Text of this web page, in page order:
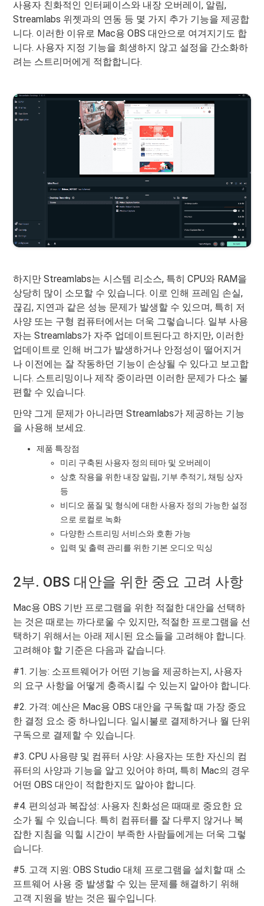
사용자 친화적인 인터페이스와 내장 오버레이, 알림,
Streamlabs 위젯과의 연동 등 몇 가지 추가 기능을 제공합
니다. 이러한 이유로 Mac용 OBS 대안으로 여겨지기도 합
니다. 사용자 지정 기능을 희생하지 않고 설정을 간소화하
려는 스트리머에게 적합합니다.
하지만 Streamlabs는 시스템 리소스, 특히 CPU와 RAM을
상당히 많이 소모할 수 있습니다. 이로 인해 프레임 손실,
끊김, 지연과 같은 성능 문제가 발생할 수 있으며, 특히 저
사양 또는 구형 컴퓨터에서는 더욱 그렇습니다. 일부 사용
자는 Streamlabs가 자주 업데이트된다고 하지만, 이러한
업데이트로 인해 버그가 발생하거나 안정성이 떨어지거
나 이전에는 잘 작동하던 기능이 손상될 수 있다고 보고합
니다. 스트리밍이나 제작 중이라면 이러한 문제가 다소 불
편할 수 있습니다.
만약 그게 문제가 아니라면 Streamlabs가 제공하는 기능
을 사용해 보세요.
제품 특장점
미리 구축된 사용자 정의 테마 및 오버레이
상호 작용을 위한 내장 알림, 기부 추적기, 채팅 상자
등
비디오 품질 및 형식에 대한 사용자 정의 가능한 설정
으로 로컬로 녹화
다양한 스트리밍 서비스와 호환 가능
입력 및 출력 관리를 위한 기본 오디오 믹싱
2부. OBS 대안을 위한 중요 고려 사항
Mac용 OBS 기반 프로그램을 위한 적절한 대안을 선택하
는 것은 때로는 까다로울 수 있지만, 적절한 프로그램을 선
택하기 위해서는 아래 제시된 요소들을 고려해야 합니다.
고려해야 할 기준은 다음과 같습니다.
#1. 기능: 소프트웨어가 어떤 기능을 제공하는지, 사용자
의 요구 사항을 어떻게 충족시킬 수 있는지 알아야 합니다.
#2. 가격: 예산은 Mac용 OBS 대안을 구독할 때 가장 중요
한 결정 요소 중 하나입니다. 일시불로 결제하거나 월 단위
구독으로 결제할 수 있습니다.
#3. CPU 사용량 및 컴퓨터 사양: 사용자는 또한 자신의 컴
퓨터의 사양과 기능을 알고 있어야 하며, 특히 Mac의 경우
어떤 OBS 대안이 적합한지도 알아야 합니다.
#4. 편의성과 복잡성: 사용자 친화성은 때때로 중요한 요
소가 될 수 있습니다. 특히 컴퓨터를 잘 다루지 않거나 복
잡한 지침을 익힐 시간이 부족한 사람들에게는 더욱 그렇
습니다.
#5. 고객 지원: OBS Studio 대체 프로그램을 설치할 때 소
프트웨어 사용 중 발생할 수 있는 문제를 해결하기 위해
고객 지원을 받는 것은 필수입니다.